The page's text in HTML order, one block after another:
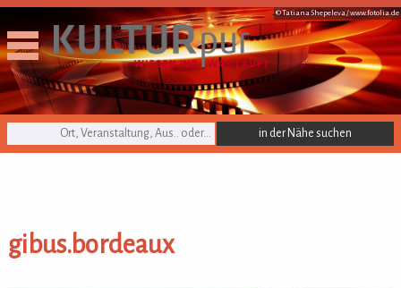
© Tatiana Shepeleva /www.fotolia.de
KULTURpur Suche
gibus.bordeaux